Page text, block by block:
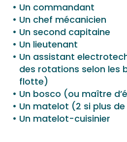
Un commandant
Un chef mécanicien
Un second capitaine
Un lieutenant
Un assistant
des rotations selon les
flotte)
Un bosco (ou maître
Un matelot (2 si plus
Un matelot-cuisinier